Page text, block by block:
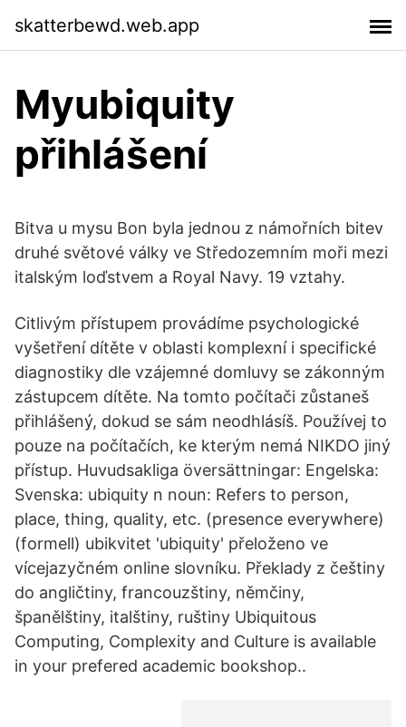
skatterbewd.web.app
Myubiquity
přihlášení
Bitva u mysu Bon byla jednou z námořních bitev
druhé světové války ve Středozemním moři mezi
italským loďstvem a Royal Navy. 19 vztahy.
Citlivým přístupem provádíme psychologické
vyšetření dítěte v oblasti komplexní i specifické
diagnostiky dle vzájemné domluvy se zákonným
zástupcem dítěte. Na tomto počítači zůstaneš
přihlášený, dokud se sám neodhlásíš. Používej to
pouze na počítačích, ke kterým nemá NIKDO jiný
přístup. Huvudsakliga översättningar: Engelska:
Svenska: ubiquity n noun: Refers to person,
place, thing, quality, etc. (presence everywhere)
(formell) ubikvitet 'ubiquity' přeloženo ve
vícejazyčném online slovníku. Překlady z češtiny
do angličtiny, francouzštiny, němčiny,
španělštiny, italštiny, ruštiny Ubiquitous
Computing, Complexity and Culture is available
in your prefered academic bookshop..